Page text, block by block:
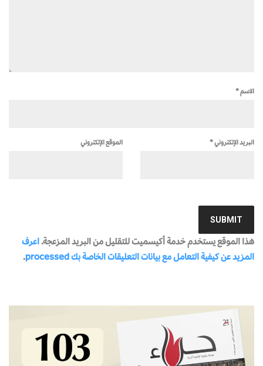
الاسم*
البريد الإلكتروني* الموقع الإلكتروني
هذا الموقع يستخدم خدمة أكيسميت للتقليل من البريد المزعجة. اعرف
المزيد عن كيفية التعامل مع بيانات التعليقات الخاصة بك processed
.